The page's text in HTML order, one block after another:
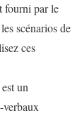
fourni par le
scénarios de
ces
un
verbaux